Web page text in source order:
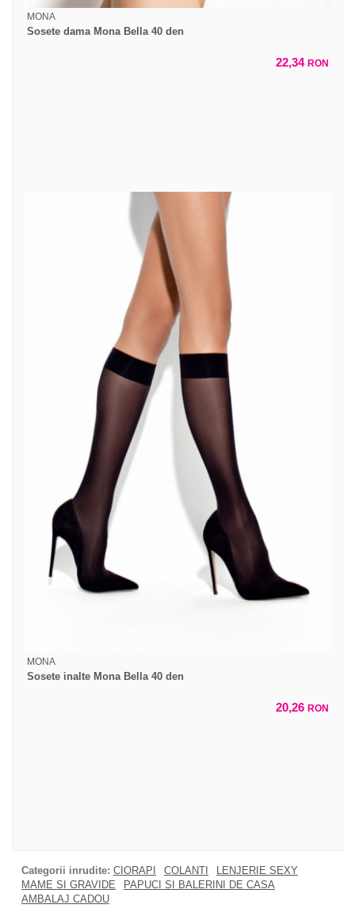
MONA
Sosete dama Mona Bella 40 den
22,34 RON
MONA
Sosete inalte Mona Bella 40 den
20,26 RON
Categorii inrudite: CIORAPI COLANTI
LENJERIE SEXY
MAME SI GRAVIDE
PAPUCI SI BALERINI DE CASA
AMBALAJ CADOU